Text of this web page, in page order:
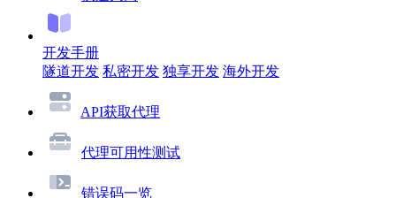
开发手册
隧道开发 私密开发 独享开发 海外开发
API获取代理
代理可用性测试
错误码一览